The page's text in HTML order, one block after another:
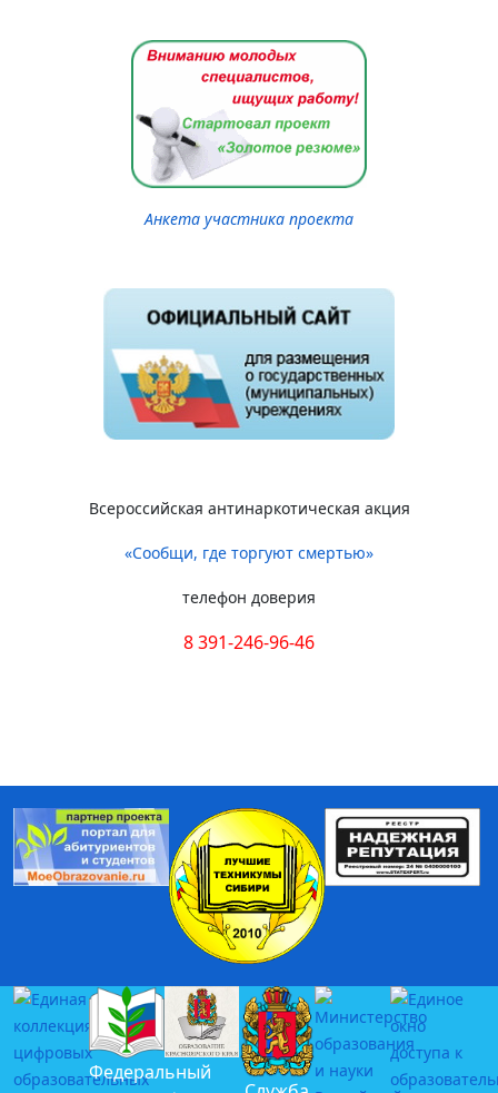
Анкета участника проекта
Всероссийская антинаркотическая акция
«Сообщи, где торгуют смертью»
телефон доверия
8 391-246-96-46
Федеральный